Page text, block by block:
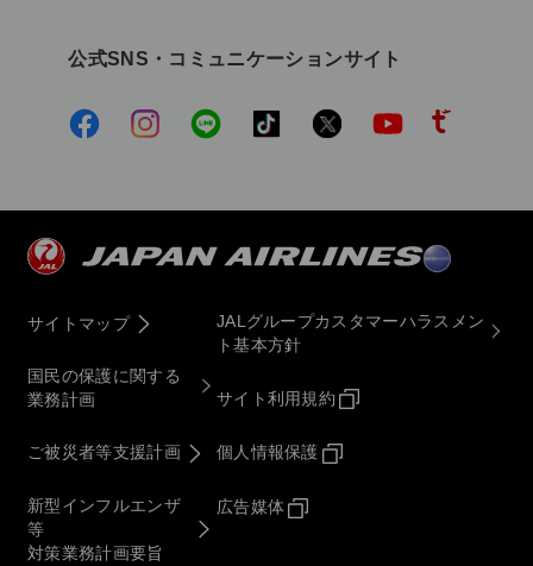
公式SNS・コミュニケーションサイト
サイトマップ
国民の保護に関する
業務計画
ご被災者等支援計画
新型インフルエンザ
等
対策業務計画要旨
JALグループカスタマーハラスメン
ト基本方針
サイト利用規約
個人情報保護
広告媒体